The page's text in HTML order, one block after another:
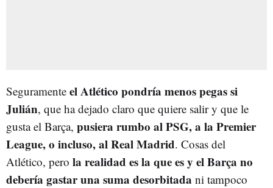
Seguramente el Atlético pondría menos pegas si
Julián, que ha dejado claro que quiere salir y que le
gusta el Barça, pusiera rumbo al PSG, a la Premier
League, o incluso, al Real Madrid. Cosas del
Atlético, pero la realidad es la que es y el Barça no
debería gastar una suma desorbitada ni tampoco